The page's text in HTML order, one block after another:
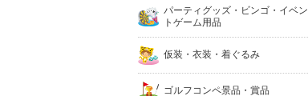
パーティグッズ・ビンゴ・イベン
トゲーム用品
仮装・衣装・着ぐるみ
ゴルフコンペ景品・賞品